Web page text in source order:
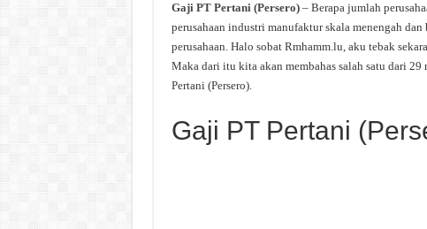
Gaji PT Pertani (Persero) – Berapa jumlah
perusahaan industri manufaktur skala menengah
perusahaan. Halo sobat Rmhamm.lu, aku tebak
Maka dari itu kita akan membahas salah satu dari
Pertani (Persero).
Gaji PT Pertani